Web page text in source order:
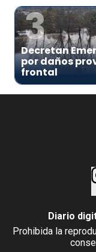
3
Decretan
por daños
frontal
Diario
Prohibida la